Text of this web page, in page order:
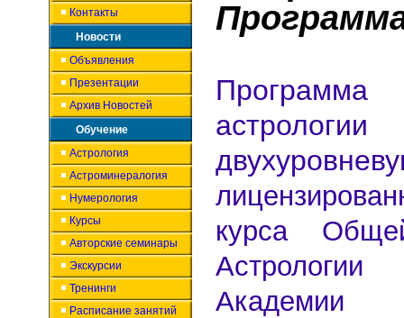
Контакты
Новости
Объявления
Презентации
Архив Новостей
Обучение
Астрология
Астроминералогия
Нумерология
Курсы
Авторские семинары
Экскурсии
Тренинги
Расписание занятий
Программа
курса
Академии